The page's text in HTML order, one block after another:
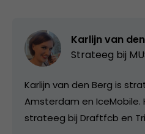
Karlijn van
Strateeg bij
Karlijn van den Berg is
Amsterdam en IceMobile.
strateeg bij Draftfcb en